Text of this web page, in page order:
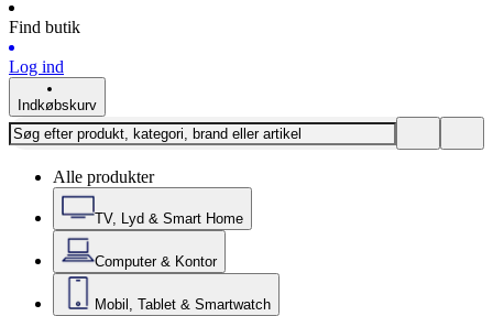
Find butik
Log ind
Indkøbskurv
Alle produkter
TV, Lyd & Smart Home
Computer & Kontor
Mobil, Tablet & Smartwatch